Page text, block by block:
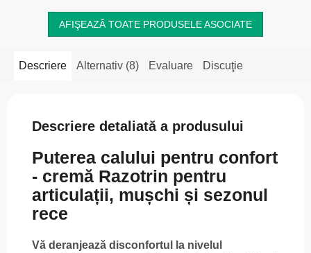
AFIŞEAZĂ TOATE PRODUSELE ASOCIATE
Descriere Alternativ (8) Evaluare Discuţie
Descriere detaliată a produsului
Puterea calului pentru confort
- cremă Razotrin pentru
articulații, mușchi și sezonul
rece
Vă deranjează disconfortul la nivelul